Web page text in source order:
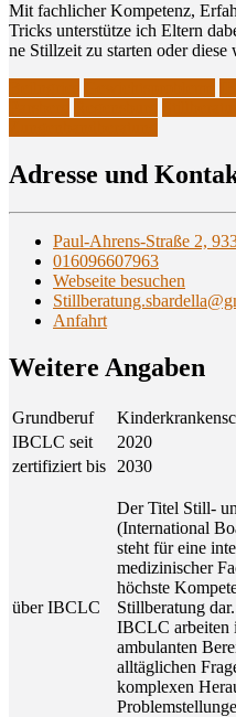
Mit fach­li­cher Kom­pe­tenz,
Tricks unter­stüt­ze ich Eltern
ne Still­zeit zu star­ten oder
Adres­se und
Paul-Ahrens-Straße 2,
016096607963
Webseite besuchen
Anfahrt
Wei­te­re Angaben
Grundberuf
IBCLC seit
2020
zertifiziert bis
2030
über IBCLC
Der Titel Still-
(International
steht für eine
medizinischer
höchste
Stillberatung
IBCLC arbeiten
ambulanten
alltäglichen
komplexen